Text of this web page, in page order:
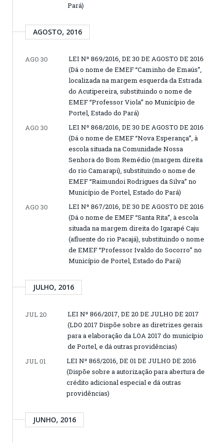
Pará)
AGOSTO, 2016
AGO 30
LEI Nº 869/2016, DE 30 DE AGOSTO DE 2016
(Dá o nome de EMEF “Caminho de Emaús”,
localizada na margem esquerda da Estrada
do Acutipereira, substituindo o nome de
EMEF “Professor Viola” no Município de
Portel, Estado do Pará)
AGO 30
LEI Nº 868/2016, DE 30 DE AGOSTO DE 2016
(Dá o nome de EMEF “Nova Esperança”, à
escola situada na Comunidade Nossa
Senhora do Bom Remédio (margem direita
do rio Camarapi), substituindo o nome de
EMEF “Raimundoi Rodrigues da Silva” no
Município de Portel, Estado do Pará)
AGO 30
LEI Nº 867/2016, DE 30 DE AGOSTO DE 2016
(Dá o nome de EMEF “Santa Rita”, à escola
situada na margem direita do Igarapé Caju
(afluente do rio Pacajá), substituindo o nome
de EMEF “Professor Ivaldo do Socorro” no
Município de Portel, Estado do Pará)
JULHO, 2016
JUL 20
LEI Nº 866/2017, DE 20 DE JULHO DE 2017
(LDO 2017 Dispõe sobre as diretrizes gerais
para a elaboração da LOA 2017 do município
de Portel, e dá outras providências)
JUL 01
LEI Nº 865/2016, DE 01 DE JULHO DE 2016
(Dispõe sobre a autorização para abertura de
crédito adicional especial e dá outras
providências)
JUNHO, 2016